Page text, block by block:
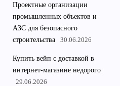
Проектные организации
промышленных объектов и
АЗС для безопасного
строительства
30.06.2026
Купить вейп с доставкой в
интернет-магазине недорого
29.06.2026